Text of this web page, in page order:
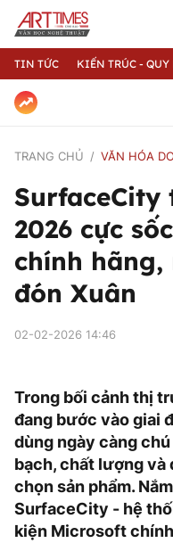
TIN TỨC KIẾN TRÚC - QUY
TRANG CHỦ VĂN HÓA
SurfaceCity
2026 cực
chính hãng,
đón Xuân
02-02-2026 14:46
Trong bối cảnh thị
đang bước vào giai
dùng ngày càng
bạch, chất lượng và
chọn sản phẩm.
SurfaceCity - hệ
kiện Microsoft